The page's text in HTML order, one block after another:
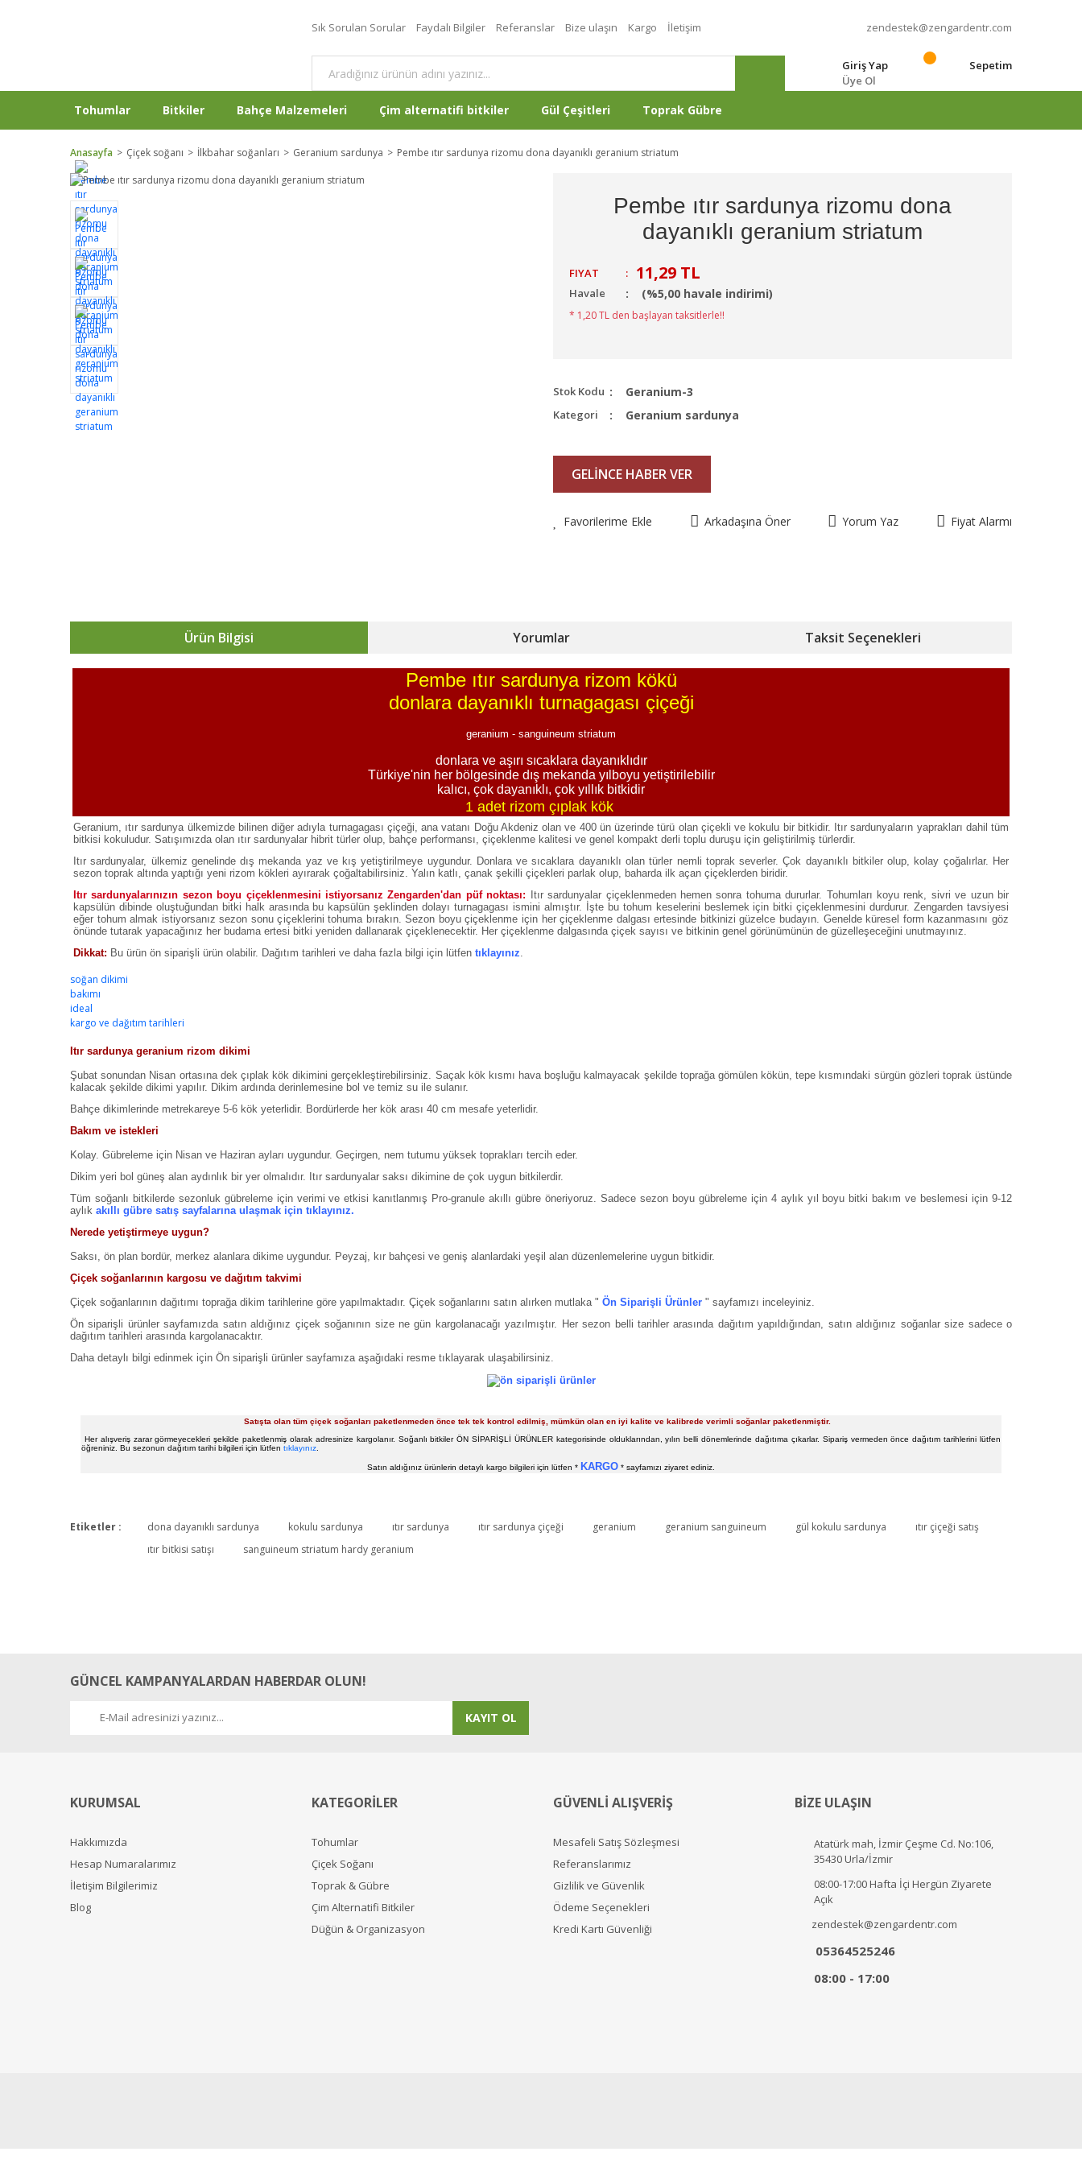
Sık Sorulan Sorular Faydalı Bilgiler Referanslar Bize ulaşın Kargo İletişim zendestek@zengardentr.com
Giriş Yap
Üye Ol
Sepetim
Tohumlar Bitkiler Bahçe Malzemeleri Çim alternatifi bitkiler Gül Çeşitleri Toprak Gübre
Anasayfa Çiçek soğanı İlkbahar soğanları Geranium sardunya Pembe ıtır sardunya rizomu dona dayanıklı geranium striatum
Pembe ıtır sardunya rizomu dona
dayanıklı geranium striatum
FIYAT : 11,29 TL
Havale (%5,00 havale indirimi)
* 1,20 TL den başlayan taksitlerle!!
Stok Kodu Geranium-3
Kategori Geranium sardunya
GELİNCE HABER VER
Favorilerime Ekle Arkadaşına Öner Yorum Yaz Fiyat Alarmı
Ürün Bilgisi Yorumlar Taksit Seçenekleri
Pembe ıtır sardunya rizom kökü
donlara dayanıklı turnagagası çiçeği
geranium - sanguineum striatum
donlara ve aşırı sıcaklara dayanıklıdır
Türkiye'nin her bölgesinde dış mekanda yılboyu yetiştirilebilir
kalıcı, çok dayanıklı, çok yıllık bitkidir
1 adet rizom çıplak kök
Geranium, ıtır sardunya ülkemizde bilinen diğer adıyla turnagagası çiçeği, ana vatanı Doğu Akdeniz olan ve 400 ün üzerinde türü olan çiçekli ve kokulu bir bitkidir. Itır sardunyaların yaprakları dahil tüm
bitkisi kokuludur. Satışımızda olan ıtır sardunyalar hibrit türler olup, bahçe performansı, çiçeklenme kalitesi ve genel kompakt derli toplu duruşu için geliştirilmiş türlerdir.
Itır sardunyalar, ülkemiz genelinde dış mekanda yaz ve kış yetiştirilmeye uygundur. Donlara ve sıcaklara dayanıklı olan türler nemli toprak severler. Çok dayanıklı bitkiler olup, kolay çoğalırlar. Her
sezon toprak altında yaptığı yeni rizom kökleri ayırarak çoğaltabilirsiniz. Yalın katlı, çanak şekilli çiçekleri parlak olup, baharda ilk açan çiçeklerden biridir.
Itır sardunyalarınızın sezon boyu çiçeklenmesini istiyorsanız Zengarden'dan püf noktası: Itır sardunyalar çiçeklenmeden hemen sonra tohuma dururlar. Tohumları koyu renk, sivri ve uzun bir
kapsülün dibinde oluştuğundan bitki halk arasında bu kapsülün şeklinden dolayı turnagagası ismini almıştır. İşte bu tohum keselerini beslemek için bitki çiçeklenmesini durdurur. Zengarden tavsiyesi
eğer tohum almak istiyorsanız sezon sonu çiçeklerini tohuma bırakın. Sezon boyu çiçeklenme için her çiçeklenme dalgası ertesinde bitkinizi güzelce budayın. Genelde küresel form kazanmasını göz
önünde tutarak yapacağınız her budama ertesi bitki yeniden dallanarak çiçeklenecektir. Her çiçeklenme dalgasında çiçek sayısı ve bitkinin genel görünümünün de güzelleşeceğini unutmayınız.
Dikkat: Bu ürün ön siparişli ürün olabilir. Dağıtım tarihleri ve daha fazla bilgi için lütfen tıklayınız.
soğan dikimi
bakımı
ideal
kargo ve dağıtım tarihleri
Itır sardunya geranium rizom dikimi
Şubat sonundan Nisan ortasına dek çıplak kök dikimini gerçekleştirebilirsiniz. Saçak kök kısmı hava boşluğu kalmayacak şekilde toprağa gömülen kökün, tepe kısmındaki sürgün gözleri toprak üstünde
kalacak şekilde dikimi yapılır. Dikim ardında derinlemesine bol ve temiz su ile sulanır.
Bahçe dikimlerinde metrekareye 5-6 kök yeterlidir. Bordürlerde her kök arası 40 cm mesafe yeterlidir.
Bakım ve istekleri
Kolay. Gübreleme için Nisan ve Haziran ayları uygundur. Geçirgen, nem tutumu yüksek toprakları tercih eder.
Dikim yeri bol güneş alan aydınlık bir yer olmalıdır. Itır sardunyalar saksı dikimine de çok uygun bitkilerdir.
Tüm soğanlı bitkilerde sezonluk gübreleme için verimi ve etkisi kanıtlanmış Pro-granule akıllı gübre öneriyoruz. Sadece sezon boyu gübreleme için 4 aylık yıl boyu bitki bakım ve beslemesi için 9-12
aylık akıllı gübre satış sayfalarına ulaşmak için tıklayınız.
Nerede yetiştirmeye uygun?
Saksı, ön plan bordür, merkez alanlara dikime uygundur. Peyzaj, kır bahçesi ve geniş alanlardaki yeşil alan düzenlemelerine uygun bitkidir.
Çiçek soğanlarının kargosu ve dağıtım takvimi
Çiçek soğanlarının dağıtımı toprağa dikim tarihlerine göre yapılmaktadır. Çiçek soğanlarını satın alırken mutlaka " Ön Siparişli Ürünler " sayfamızı inceleyiniz.
Ön siparişli ürünler sayfamızda satın aldığınız çiçek soğanının size ne gün kargolanacağı yazılmıştır. Her sezon belli tarihler arasında dağıtım yapıldığından, satın aldığınız soğanlar size sadece o
dağıtım tarihleri arasında kargolanacaktır.
Daha detaylı bilgi edinmek için Ön siparişli ürünler sayfamıza aşağıdaki resme tıklayarak ulaşabilirsiniz.
Satışta olan tüm çiçek soğanları paketlenmeden önce tek tek kontrol edilmiş, mümkün olan en iyi kalite ve kalibrede verimli soğanlar paketlenmiştir.
Her alışveriş zarar görmeyecekleri şekilde paketlenmiş olarak adresinize kargolanır. Soğanlı bitkiler ÖN SİPARİŞLİ ÜRÜNLER kategorisinde olduklarından, yılın belli dönemlerinde dağıtıma çıkarlar. Sipariş vermeden önce dağıtım tarihlerini lütfen
öğreniniz. Bu sezonun dağıtım tarihi bilgileri için lütfen tıklayınız
Satın aldığınız ürünlerin detaylı kargo bilgileri için lütfen * KARGO * sayfamızı ziyaret ediniz.
Etiketler : dona dayanıklı sardunya kokulu sardunya ıtır sardunya ıtır sardunya çiçeği geranium geranium sanguineum gül kokulu sardunya
ıtır çiçeği satış
ıtır bitkisi satışı
sanguineum striatum hardy geranium
GÜNCEL KAMPANYALARDAN HABERDAR OLUN!
KAYIT OL
KURUMSAL
Hakkımızda
Hesap Numaralarımız
İletişim Bilgilerimiz
Blog
KATEGORİLER
Tohumlar
Çiçek Soğanı
Toprak & Gübre
Çim Alternatifi Bitkiler
Düğün & Organizasyon
GÜVENLİ ALIŞVERİŞ
Mesafeli Satış Sözleşmesi
Referanslarımız
Gizlilik ve Güvenlik
Ödeme Seçenekleri
Kredi Kartı Güvenliği
BİZE ULAŞIN
Atatürk mah, İzmir Çeşme Cd. No:106,
35430 Urla/İzmir
08:00-17:00 Hafta İçi Hergün Ziyarete
Açık
zendestek@zengardentr.com
05364525246
08:00 - 17:00